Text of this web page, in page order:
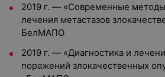
2019 г. — «Современные методы
лечения метастазов
БелМАПО
2019 г. — «Диагностика и
поражений злокачественных